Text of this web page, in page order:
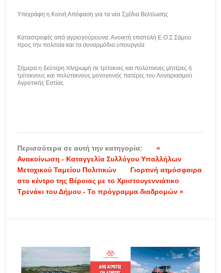
Υπεγράφη η Κοινή Απόφαση για τα νέα Σχέδια Βελτίωσης
Καταστροφές από αγριογούρουνα: Ανοικτή επιστολή Ε.Ο.Σ Σάμου
προς την πολιτεία και τα συναρμόδια υπουργεία
Σήμερα η δεύτερη πληρωμή σε τρίτεκνες και πολύτεκνες μητέρες ή
τρίτεκνους και πολύτεκνους μονογονείς πατέρες του Λογαριασμού
Αγροτικής Εστίας
Περισσότερα σε αυτή την κατηγορία:
«
Ανακοίνωση - Καταγγελία Συλλόγου Υπαλλήλων
Μετοχικού Ταμείου Πολιτικών
Γιορτινή ατμόσφαιρα
στο κέντρο της Βέροιας με το Χριστουγεννιάτικο
Τρενάκι του Δήμου - Το πρόγραμμα διαδρομών »